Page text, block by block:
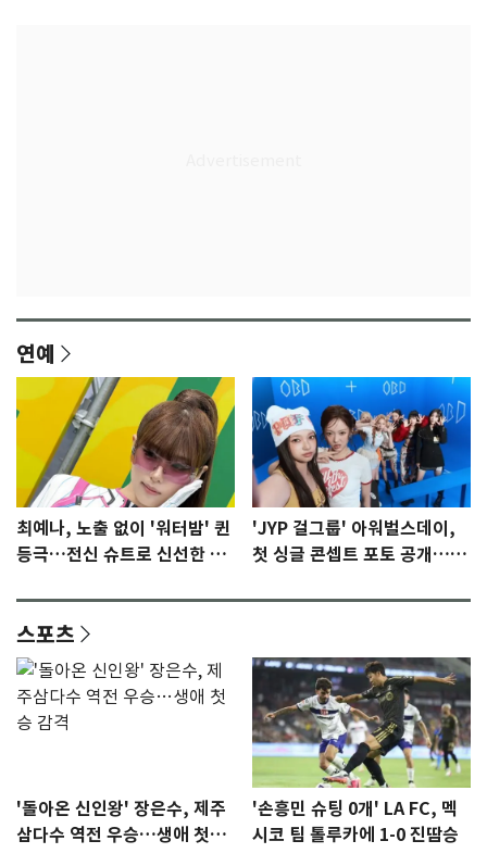
연예
최예나, 노출 없이 '워터밤' 퀸
등극…전신 슈트로 신선한 충
'JYP 걸그룹' 아워벌스데이,
첫 싱글 콘셉트 포토 공개…청
스포츠
'돌아온 신인왕' 장은수, 제주
삼다수 역전 우승…생애 첫승
'손흥민 슈팅 0개' LA FC, 멕
시코 팀 톨루카에 1-0 진땀승